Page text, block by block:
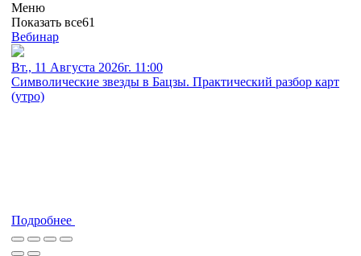
Меню
Показать все61
Вебинар
Вт., 11 Августа 2026г. 11:00
Символические звезды в Бацзы. Практический разбор карт
(утро)
Подробнее